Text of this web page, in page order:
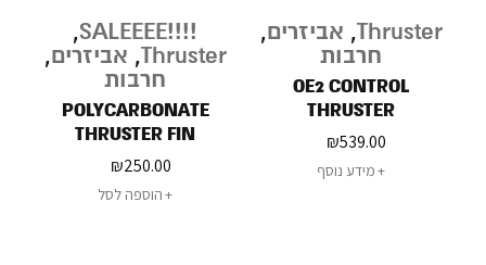
Thruster
, אביזרים,
חרבות
OE2 CONTROL
THRUSTER
₪539.00
מידע נוסף
!!!!SALEEEE
,
Thruster
, אביזרים,
חרבות
POLYCARBONATE
THRUSTER FIN
₪250.00
הוספה לסל